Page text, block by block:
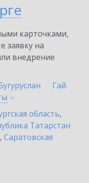
карточками,
заявку на
внедрение
Гай
область,
Татарстан
, Саратовская